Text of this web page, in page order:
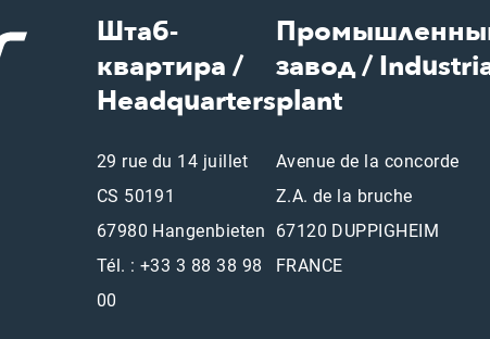
Штаб-
квартира /
Headquarters
29 rue du 14 juillet
CS 50191
67980 Hangenbieten
Tél. : +33 3 88 38 98
00
завод /
plant
Avenue de la concorde
Z.A. de la bruche
67120 DUPPIGHEIM
FRANCE